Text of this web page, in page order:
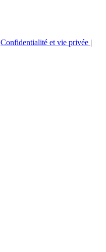
Confidentialité et vie privée |